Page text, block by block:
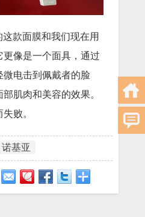
款面膜和我们现在用
更像是一个面具，通过
微电击到佩戴者的脸
肌肉和美容的效果。
败。
诺基亚